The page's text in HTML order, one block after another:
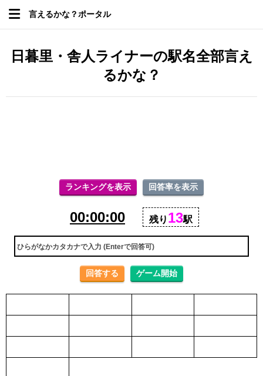
言えるかな？ポータル
日暮里・舎人ライナーの駅名全部言え
るかな？
ランキングを表示 回答率を表示
00:00:00 残り 13駅